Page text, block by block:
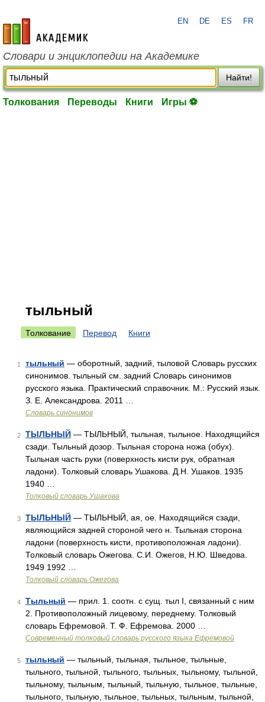
academic.ru
EN DE ES FR
Словари и энциклопедии на Академике
Найти!
Толкования Переводы Книги Игры ⚽
тыльный
Толкование Перевод Книги
1 тыльный — оборотный, задний, тыловой Словарь русских
синонимов. тыльный см. задний Словарь синонимов
русского языка. Практический справочник. М.: Русский язык.
З. Е. Александрова. 2011 …
Словарь синонимов
2 ТЫЛЬНЫЙ — ТЫЛЬНЫЙ, тыльная, тыльное. Находящийся
сзади. Тыльный дозор. Тыльная сторона ножа (обух).
Тыльная часть руки (поверхность кисти рук, обратная
ладони). Толковый словарь Ушакова. Д.Н. Ушаков. 1935
1940 …
Толковый словарь Ушакова
3 ТЫЛЬНЫЙ — ТЫЛЬНЫЙ, ая, ое. Находящийся сзади,
являющийся задней стороной чего н. Тыльная сторона
ладони (поверхность кисти, противоположная ладони).
Толковый словарь Ожегова. С.И. Ожегов, Н.Ю. Шведова.
1949 1992 …
Толковый словарь Ожегова
4 Тыльный — прил. 1. соотн. с сущ. тыл I, связанный с ним
2. Противоположный лицевому, переднему. Толковый
словарь Ефремовой. Т. Ф. Ефремова. 2000 …
Современный толковый словарь русского языка Ефремовой
5 тыльный — тыльный, тыльная, тыльное, тыльные,
тыльного, тыльной, тыльного, тыльных, тыльному, тыльной,
тыльному, тыльным, тыльный, тыльную, тыльное, тыльные,
тыльного, тыльную, тыльное, тыльных, тыльным, тыльной,